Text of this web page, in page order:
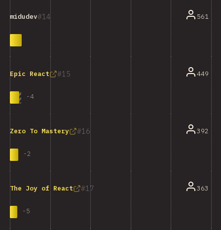
14
midudev 561
15
Epic React
-4
449
16
Zero To Mastery
-2
392
17
The Joy of React
-5
363